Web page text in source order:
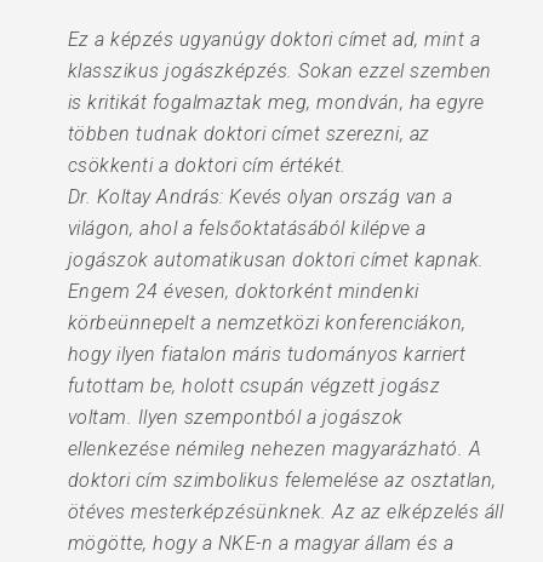
Ez a képzés ugyanúgy doktori címet ad, mint a
klasszikus jogászképzés. Sokan ezzel szemben
is kritikát fogalmaztak meg, mondván, ha egyre
többen tudnak doktori címet szerezni, az
csökkenti a doktori cím értékét.
Dr. Koltay András: Kevés olyan ország van a
világon, ahol a felsőoktatásából kilépve a
jogászok automatikusan doktori címet kapnak.
Engem 24 évesen, doktorként mindenki
körbeünnepelt a nemzetközi konferenciákon,
hogy ilyen fiatalon máris tudományos karriert
futottam be, holott csupán végzett jogász
voltam. Ilyen szempontból a jogászok
ellenkezése némileg nehezen magyarázható. A
doktori cím szimbolikus felemelése az osztatlan,
ötéves mesterképzésünknek. Az az elképzelés áll
mögötte, hogy a NKE-n a magyar állam és a